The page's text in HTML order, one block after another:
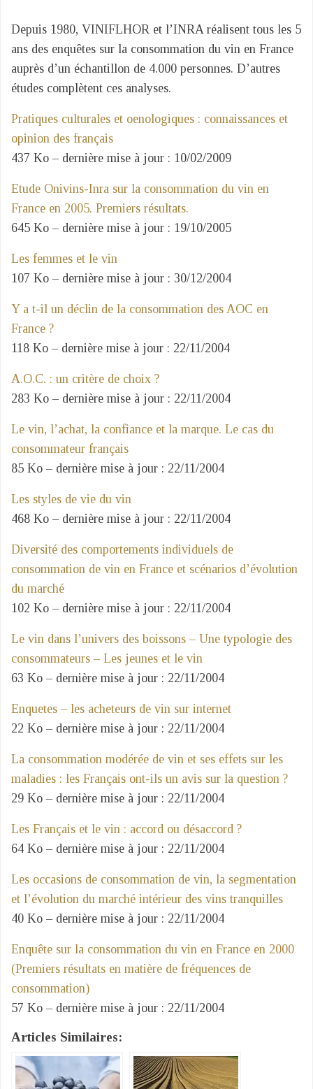
Depuis 1980, VINIFLHOR et l’INRA réalisent tous les 5
ans des enquêtes sur la consommation du vin en France
auprès d’un échantillon de 4.000 personnes. D’autres
études complètent ces analyses.
Pratiques culturales et oenologiques : connaissances et
opinion des français
437 Ko – dernière mise à jour : 10/02/2009
Etude Onivins-Inra sur la consommation du vin en
France en 2005. Premiers résultats.
645 Ko – dernière mise à jour : 19/10/2005
Les femmes et le vin
107 Ko – dernière mise à jour : 30/12/2004
Y a t-il un déclin de la consommation des AOC en
France ?
118 Ko – dernière mise à jour : 22/11/2004
A.O.C. : un critère de choix ?
283 Ko – dernière mise à jour : 22/11/2004
Le vin, l’achat, la confiance et la marque. Le cas du
consommateur français
85 Ko – dernière mise à jour : 22/11/2004
Les styles de vie du vin
468 Ko – dernière mise à jour : 22/11/2004
Diversité des comportements individuels de
consommation de vin en France et scénarios d’évolution
du marché
102 Ko – dernière mise à jour : 22/11/2004
Le vin dans l’univers des boissons – Une typologie des
consommateurs – Les jeunes et le vin
63 Ko – dernière mise à jour : 22/11/2004
Enquetes – les acheteurs de vin sur internet
22 Ko – dernière mise à jour : 22/11/2004
La consommation modérée de vin et ses effets sur les
maladies : les Français ont-ils un avis sur la question ?
29 Ko – dernière mise à jour : 22/11/2004
Les Français et le vin : accord ou désaccord ?
64 Ko – dernière mise à jour : 22/11/2004
Les occasions de consommation de vin, la segmentation
et l’évolution du marché intérieur des vins tranquilles
40 Ko – dernière mise à jour : 22/11/2004
Enquête sur la consommation du vin en France en 2000
(Premiers résultats en matière de fréquences de
consommation)
57 Ko – dernière mise à jour : 22/11/2004
Articles Similaires: